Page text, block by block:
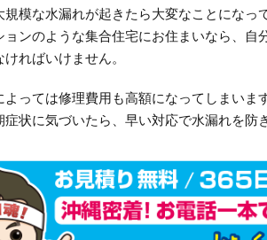
規模な水漏れが起きたら大変なことになっ
ョンのような集合住宅にお住まいなら、自
ればいけません。
っては修理費用も高額になってしまいます
症状に気づいたら、早い対応で水漏れを防